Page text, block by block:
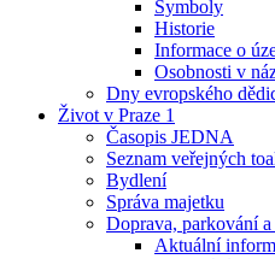
Symboly
Historie
Informace o
Osobnosti v
Dny evropského
Život v Praze 1
Časopis JEDNA
Seznam veřejných
Bydlení
Správa majetku
Doprava, parkování
Aktuální